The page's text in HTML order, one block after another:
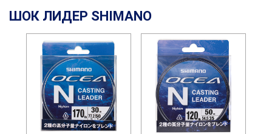
ШОК ЛИДЕР SHIMANO